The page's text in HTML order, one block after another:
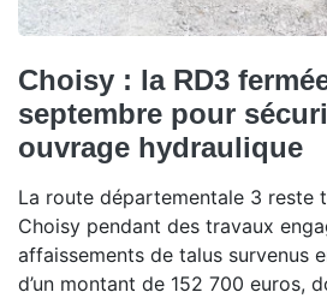
Choisy : la RD3
septembre pour
ouvrage hydraulique
La route départementale 3 reste
Choisy pendant des travaux
affaissements de talus survenus
d’un montant de 152 700 euros,